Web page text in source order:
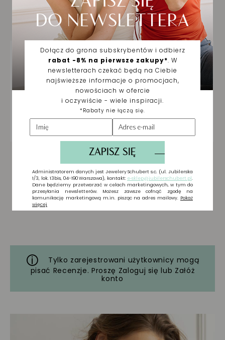
Ciebie
Tylko zarejestrowani użytkownicy mogą
pisać Recenzje. Proszę Zaloguj się lub Załóż
konto